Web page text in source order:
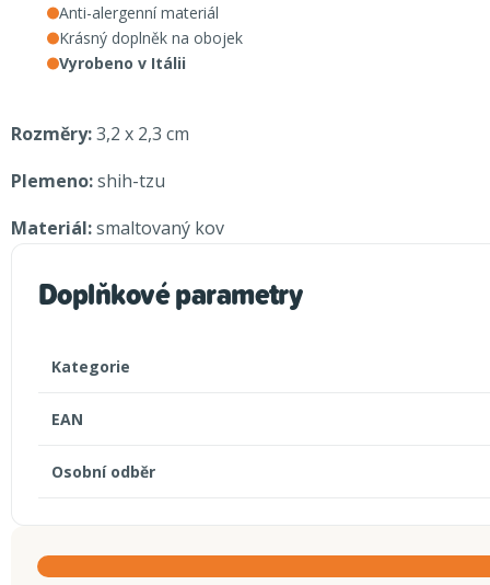
Anti-alergenní materiál
Krásný doplněk na obojek
Vyrobeno v Itálii
Rozměry:3,2 x 2,3 cm
Plemeno:shih-tzu
Materiál:smaltovaný kov
Doplňkové parametry
Kategorie
EAN
Osobní odběr